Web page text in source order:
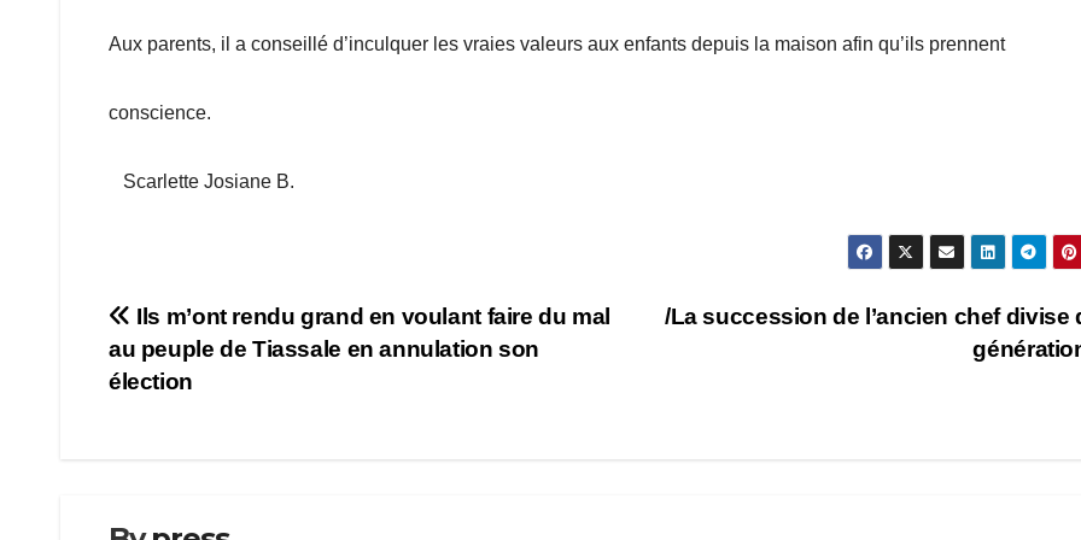
Aux parents, il a conseillé d’inculquer les vraies valeurs aux enfants depuis la maison afin qu’ils prennent
conscience.
Scarlette Josiane B.
Navigation
de
/La succession de l’ancien chef divise
Ils m’ont rendu grand en voulant faire du mal
au peuple de Tiassale en annulation son
élection